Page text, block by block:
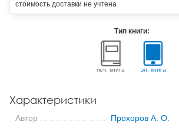
стоимость доставки не учтена
Тип книги:
печ. книга эл. книга
Характеристики
Автор
Прохоров А. О.